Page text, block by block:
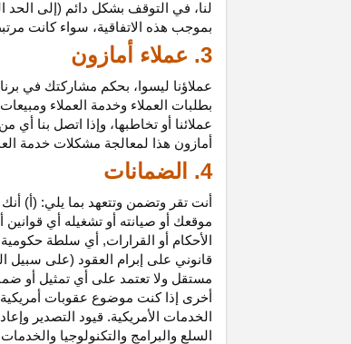
لنا، في التوقف بشكل دائم (إلى
بموجب هذه
الاتفاقية، سواء كانت
3. عملاء أمازون
عملاؤنا ليسوا، بحكم مشاركتك في
بطلبات العملاء وخدمة العملاء
عملائنا أو تخاطبها، وإذا اتصل بنا
أمازون هذا لمعالجة مشكلات خدمة
4. الضمانات
أنت تقر وتضمن وتتعهد بما يلي: (أ)
موقعك أو صيانته أو تشغيله أي قوانين
الأحكام أو القرارات, أي سلطة
قانوني على إبرام العقود (على سبيل
مستقل ولا تعتمد على أي تمثيل أو
أخرى إذا كنت موضوع عقوبات
الخدمات الأمريكية. قيود التصدير
السلع والبرامج والتكنولوجيا